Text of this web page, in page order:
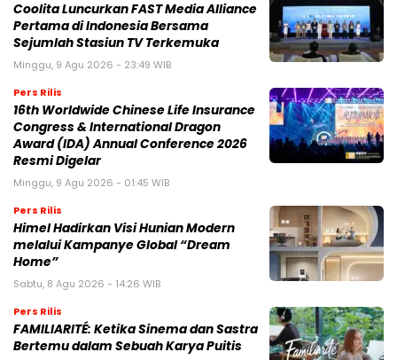
Coolita Luncurkan FAST Media Alliance
Pertama di Indonesia Bersama
Sejumlah Stasiun TV Terkemuka
Minggu, 9 Agu 2026 - 23:49 WIB
Pers Rilis
16th Worldwide Chinese Life Insurance
Congress & International Dragon
Award (IDA) Annual Conference 2026
Resmi Digelar
Minggu, 9 Agu 2026 - 01:45 WIB
Pers Rilis
Himel Hadirkan Visi Hunian Modern
melalui Kampanye Global “Dream
Home”
Sabtu, 8 Agu 2026 - 14:26 WIB
Pers Rilis
FAMILIARITÉ: Ketika Sinema dan Sastra
Bertemu dalam Sebuah Karya Puitis